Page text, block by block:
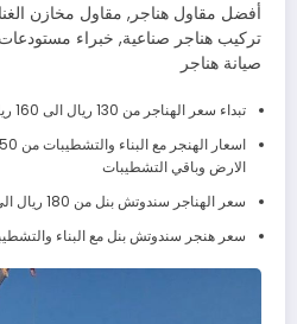
أفضل مقاول هناجر, مقاول مخازن
تركيب هناجر صناعية, خبراء
صيانة هناجر
تبداء سعر الهناجر من 130 ريال الى 160 ريال
الارض وباقي التشطيبات
سعر الهناجر سندوتش بنل من 180 ريال الى 280 ريال للمتر مربع
سعر هنجر سندوتش بنل مع البناء والتشطيبات من 350 ريال